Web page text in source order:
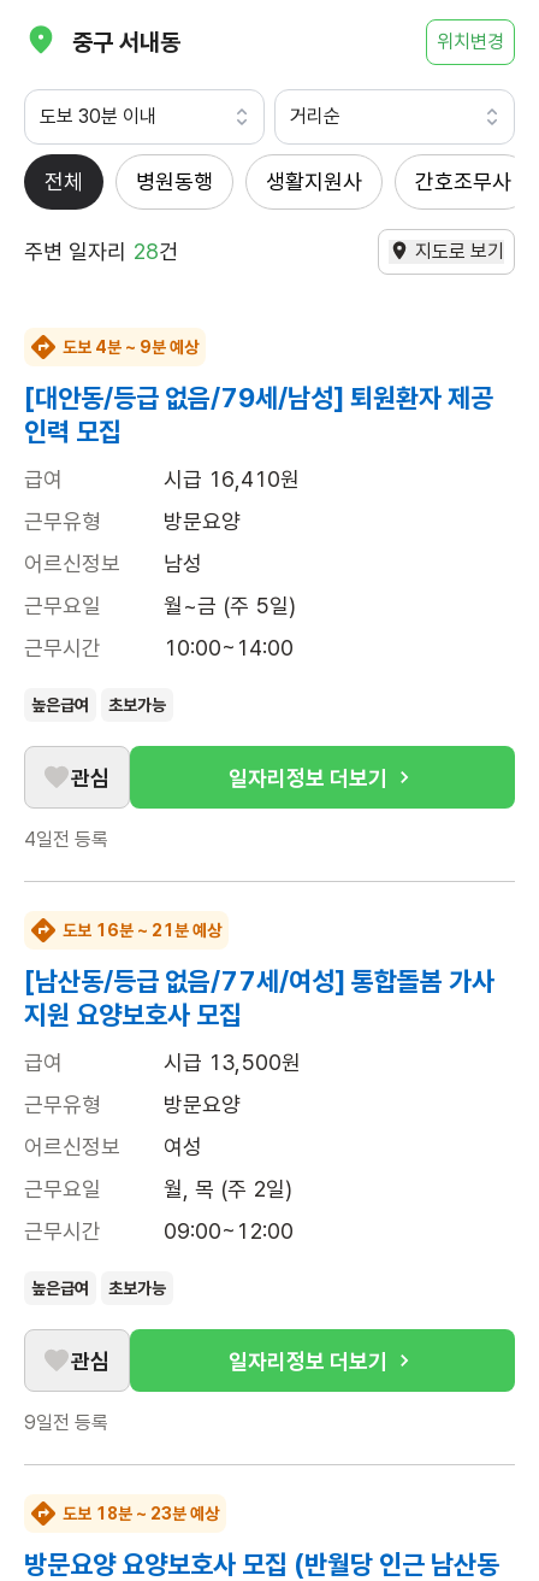
중구 서내동 위치변경
도보 30분 이내 거리순
전체 병원동행 생활지원사 간호조무사
주변 일자리 28건 지도로 보기
도보 4분 ~ 9분 예상
[대안동/등급 없음/79세/남성] 퇴원환자 제공
인력 모집
급여
시급 16,410원
근무유형
방문요양
어르신정보
남성
근무요일
월~금 (주 5일)
근무시간
10:00~14:00
높은급여 초보가능
관심 일자리정보 더보기
4일전 등록
도보 16분 ~ 21분 예상
[남산동/등급 없음/77세/여성] 통합돌봄 가사
지원 요양보호사 모집
급여
시급 13,500원
근무유형
방문요양
어르신정보
여성
근무요일
월, 목 (주 2일)
근무시간
09:00~12:00
높은급여 초보가능
관심 일자리정보 더보기
9일전 등록
도보 18분 ~ 23분 예상
방문요양 요양보호사 모집 (반월당 인근 남산동